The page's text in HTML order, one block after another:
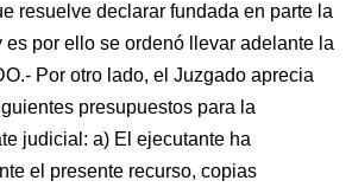
resuelve declarar fundada en parte la
es por ello se ordenó llevar adelante la
Por otro lado, el Juzgado aprecia
presupuestos para la
judicial: a) El ejecutante ha
el presente recurso, copias